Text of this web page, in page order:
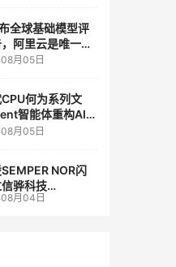
全球基础模型评
阿里云是唯一入
者”象限的中国厂
月05日
何为系列文
智能体重构AI
础设施
月05日
NOR闪
骅科技
BMC认证，全
月04日